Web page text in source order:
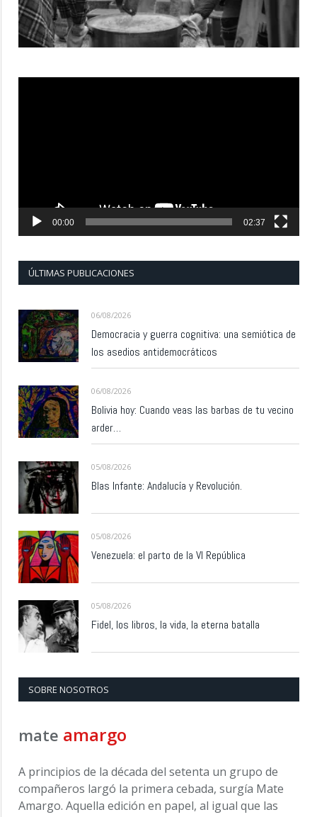
00:00 02:37
ÚLTIMAS PUBLICACIONES
06/08/2026
Democracia y guerra cognitiva: una semiótica de
los asedios antidemocráticos
06/08/2026
Bolivia hoy: Cuando veas las barbas de tu vecino
arder…
05/08/2026
Blas Infante: Andalucía y Revolución.
05/08/2026
Venezuela: el parto de la VI República
05/08/2026
Fidel, los libros, la vida, la eterna batalla
SOBRE NOSOTROS
mate amargo
A principios de la década del setenta un grupo de
compañeros largó la primera cebada, surgía Mate
Amargo. Aquella edición en papel, al igual que las